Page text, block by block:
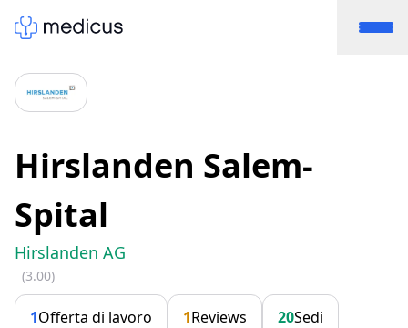
Hirslanden Salem-
Spital
Hirslanden AG
(3.00)
1Offerta di lavoro 1Reviews 20Sedi